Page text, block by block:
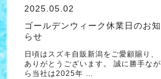
2025.05.02
ゴールデンウィーク休業日のお知
らせ
日頃はスズキ自販新潟をご愛顧賜り、
ありがとうございます。 誠に勝手なが
ら当社は2025年 …